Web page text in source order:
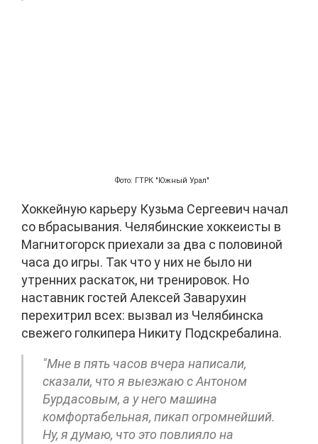
Фото: ГТРК "Южный Урал"
Хоккейную карьеру Кузьма Сергеевич начал
со вбрасывания. Челябинские хоккеисты в
Магнитогорск приехали за два с половиной
часа до игры. Так что у них не было ни
утренних раскаток, ни тренировок. Но
наставник гостей Алексей Заварухин
перехитрил всех: вызвал из Челябинска
свежего голкипера Никиту Подскребалина.
"Мне в пять часов вчера написали,
сказали, что я выезжаю с Антоном
Бурдасовым, а у него машина
комфортабельная, пикап огромнейший.
Ну, я думаю, что это повлияло на